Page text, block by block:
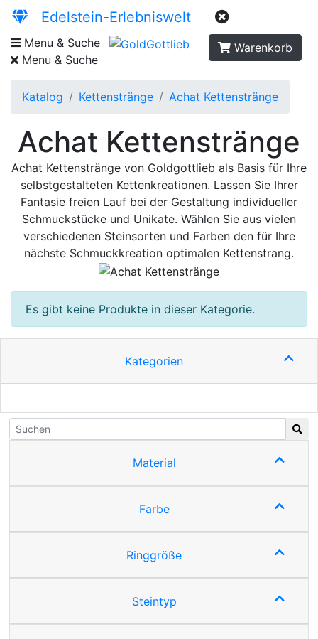
Edelstein-Erlebniswelt
Menu & Suche
Menu & Suche
Warenkorb
Katalog Kettenstränge Achat Kettenstränge
Achat Kettenstränge
Achat Kettenstränge von Goldgottlieb als Basis für Ihre
selbstgestalteten Kettenkreationen. Lassen Sie Ihrer
Fantasie freien Lauf bei der Gestaltung individueller
Schmuckstücke und Unikate. Wählen Sie aus vielen
verschiedenen Steinsorten und Farben den für Ihre
nächste Schmuckkreation optimalen Kettenstrang.
Es gibt keine Produkte in dieser Kategorie.
Kategorien
Material
Farbe
Ringgröße
Steintyp